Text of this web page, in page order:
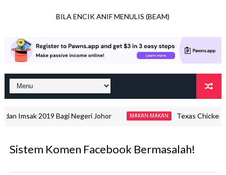
BILA ENCIK ANIF MENULIS (BEAM)
Imsak 2019 Bagi Negeri Johor MAKAN-MAKAN Texas Chicken -
Sistem Komen Facebook Bermasalah!